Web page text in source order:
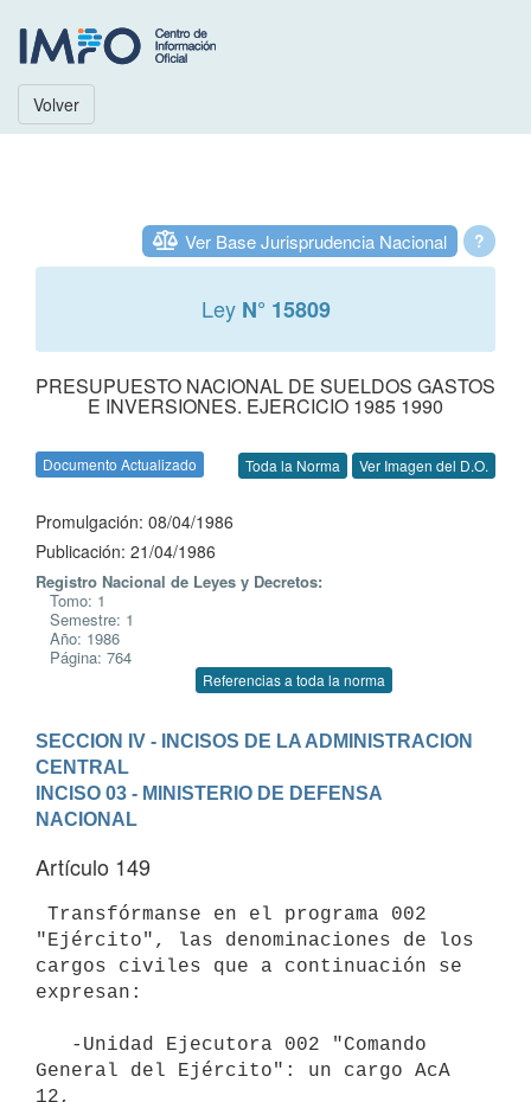
Volver
?
Ver Base Jurisprudencia Nacional
Ley N° 15809
PRESUPUESTO NACIONAL DE SUELDOS GASTOS
E INVERSIONES. EJERCICIO 1985 1990
Documento Actualizado Toda la Norma Ver Imagen del D.O.
Promulgación: 08/04/1986
Publicación: 21/04/1986
Registro Nacional de Leyes y Decretos:
Tomo: 1
Semestre: 1
Año: 1986
Página: 764
Referencias a toda la norma
SECCION IV - INCISOS DE LA ADMINISTRACION
CENTRAL
INCISO 03 - MINISTERIO DE DEFENSA
NACIONAL
Artículo 149
"Ejército", las denominaciones de los
cargos civiles que a continuación se
expresan:
General del Ejército": un cargo AcA
12,